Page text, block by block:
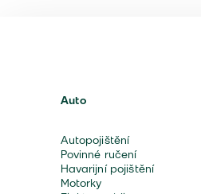
Auto
Autopojištění
Povinné ručení
Havarijní pojištění
Motorky